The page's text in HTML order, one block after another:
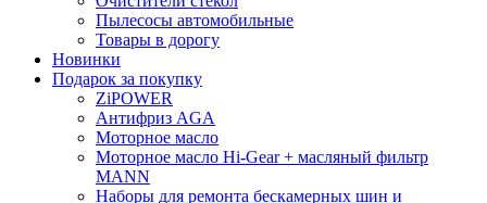
Пылесосы автомобильные
Товары в дорогу
Новинки
Подарок за покупку
ZiPOWER
Антифриз AGA
Моторное масло
Моторное масло Hi-Gear + масляный фильтр
MANN
Наборы для ремонта бескамерных шин и